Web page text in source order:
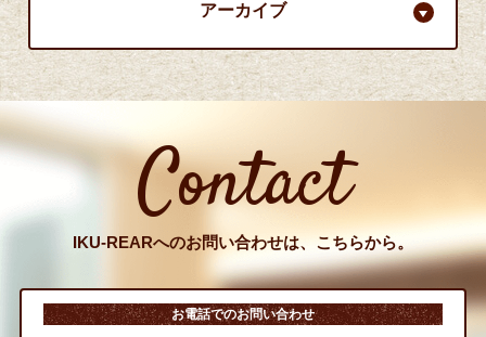
アーカイブ
Contact
IKU-REARへのお問い合わせは、こちらから。
お電話でのお問い合わせ